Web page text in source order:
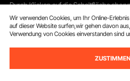
Durch Klicken auf die Schaltfläche
Wir verwenden Cookies, um Ihr Online-
auf dieser Website surfen,wir gehen davon
Verwendung von Cookies einverstanden sind
ZUSTIMMEN